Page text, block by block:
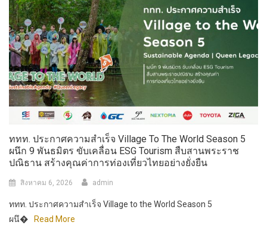
ททท. ประกาศความสำเร็จ Village To The World Season 5
ผนึก 9 พันธมิตร ขับเคลื่อน ESG Tourism สืบสานพระราช
ปณิธาน สร้างคุณค่าการท่องเที่ยวไทยอย่างยั่งยืน
สิงหาคม 6, 2026 admin
ททท. ประกาศความสำเร็จ Village to the World Season 5
ผนึ�
Read More